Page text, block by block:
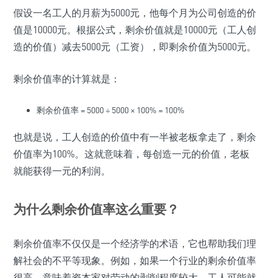
假设一名工人的月薪为5000元，他每个月为公司创造的价
值是10000元。根据公式，剩余价值就是10000元（工人创
造的价值）减去5000元（工资），即剩余价值为5000元。
剩余价值率的计算就是：
剩余价值率 = 5000 ÷ 5000 × 100% = 100%
也就是说，工人创造的价值中有一半被老板拿走了，剩余
价值率为100%。这就意味着，每创造一元的价值，老板
就能获得一元的利润。
为什么剩余价值率这么重要？
剩余价值率不仅仅是一个经济学的术语，它也帮助我们理
解社会的不平等现象。例如，如果一个行业的剩余价值率